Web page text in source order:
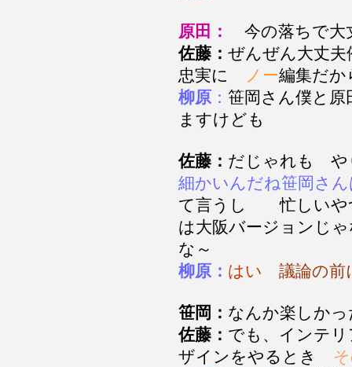
原田：
今の落ちで大
佐藤： ぜんぜん大丈
忠実に
ノー編集だ
柳原 ： 笹岡さん僕と原
ますけども
佐藤： だじゃれも や
細かいんだね笹岡さ
て言うし 忙し
は大阪バージョンじ
な～
柳原： はい 議論の前
笹岡： なんか楽しか
佐藤： でも、インテ
ザインをやるとき